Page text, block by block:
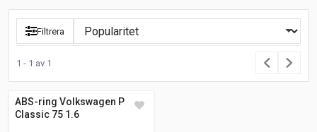
Filtrera
1 - 1 av 1
ABS-ring Volkswagen Polo
Classic 75 1.6